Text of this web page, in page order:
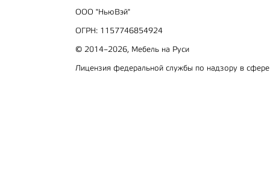
ООО "НьюВэй"
ОГРН: 1157746854924
© 2014–2026, Мебель на Руси
Лицензия федеральной службы по надзору в